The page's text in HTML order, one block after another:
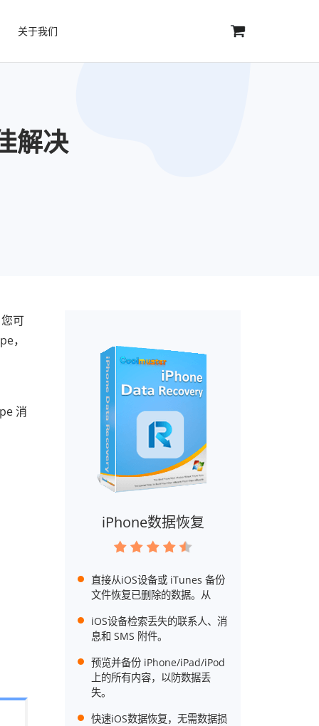
关于我们
解决
可
，
消
iPhone数据恢复
直接从iOS设备或 iTunes 备份
文件恢复已删除的数据。从
iOS设备检索丢失的联系人、消
息和 SMS 附件。
预览并备份 iPhone/iPad/iPod
上的所有内容，以防数据丢
失。
快速iOS数据恢复，无需数据损